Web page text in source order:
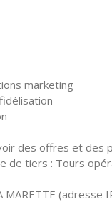
marketing
des offres et des
de tiers : Tours
(adresse